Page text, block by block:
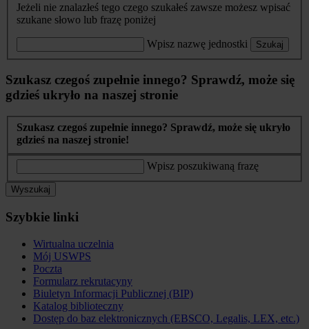
Jeżeli nie znalazłeś tego czego szukałeś zawsze możesz wpisać
szukane słowo lub frazę poniżej
Wpisz nazwę jednostki Szukaj
Szukasz czegoś zupełnie innego? Sprawdź, może się
gdzieś ukryło na naszej stronie
Szukasz czegoś zupełnie innego? Sprawdź, może się ukryło
gdzieś na naszej stronie!
Wpisz poszukiwaną frazę
Wyszukaj
Szybkie linki
Wirtualna uczelnia
Mój USWPS
Poczta
Formularz rekrutacyny
Biuletyn Informacji Publicznej (BIP)
Katalog biblioteczny
Dostęp do baz elektronicznych (EBSCO, Legalis, LEX, etc.)